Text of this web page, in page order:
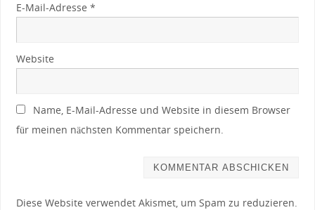
E-Mail-Adresse *
Website
Name, E-Mail-Adresse und Website in diesem Browser
für meinen nächsten Kommentar speichern.
Diese Website verwendet Akismet, um Spam zu reduzieren.